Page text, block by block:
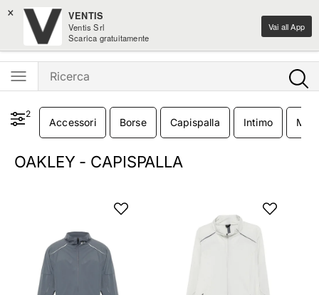
× VENTIS
Ventis Srl
Scarica gratuitamente
Vai all App
Spedizione gratis sui nuovi arrivi moda sopra i 100€
Ventis - L'e-shopping parla italiano
2
Accessori Borse Capispalla Intimo
OAKLEY - CAPISPALLA